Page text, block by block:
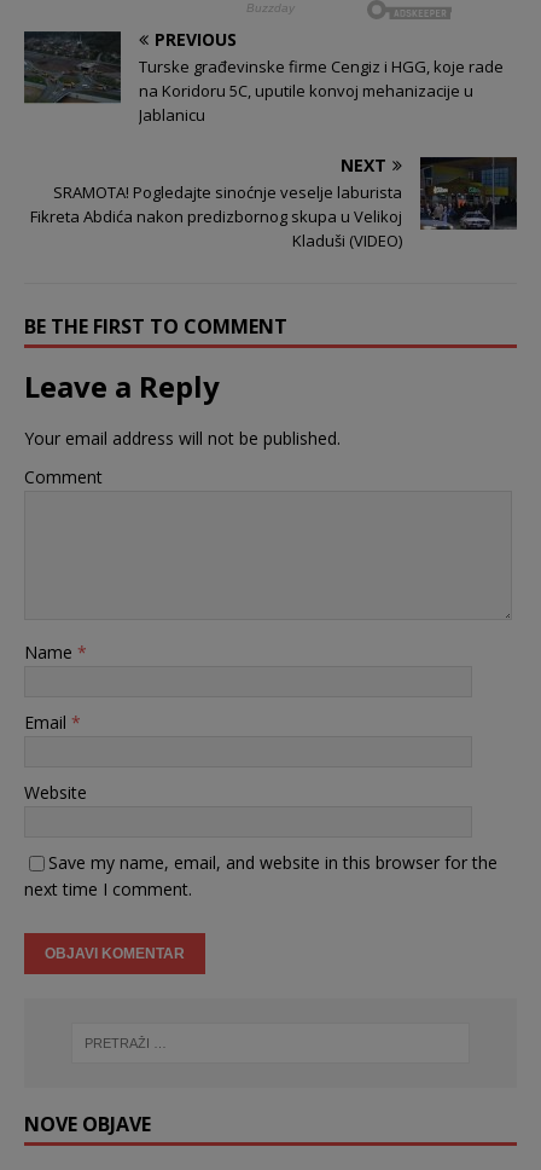
PREVIOUS
Turske građevinske firme Cengiz i HGG, koje rade
na Koridoru 5C, uputile konvoj mehanizacije u
Jablanicu
NEXT
SRAMOTA! Pogledajte sinoćnje veselje laburista
Fikreta Abdića nakon predizbornog skupa u Velikoj
Kladuši (VIDEO)
BE THE FIRST TO COMMENT
Leave a Reply
Your email address will not be published.
Comment
Name *
Email *
Website
Save my name, email, and website in this browser for the
next time I comment.
NOVE OBJAVE